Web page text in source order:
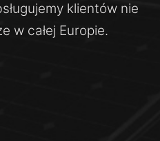
klientów nie
w całej Europie.